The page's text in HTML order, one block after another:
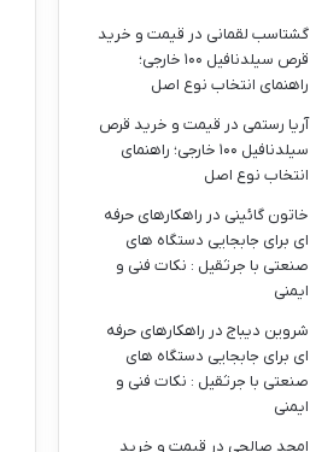
گشتاسب لقمانی در قیمت و خرید
قرص سیلدنافیل ۱۰۰ خارجی؛
راهنمای انتخاب نوع اصل
آریا رستمی در قیمت و خرید قرص
سیلدنافیل ۱۰۰ خارجی؛ راهنمای
انتخاب نوع اصل
خاتون گائینی در راهکارهای حرفه
ای برای جابجایی دستگاه های
صنعتی با جرثقیل : نکات فنی و
ایمنی
شروین دیباج در راهکارهای حرفه
ای برای جابجایی دستگاه های
صنعتی با جرثقیل : نکات فنی و
ایمنی
امجد صالحی در قیمت و خرید